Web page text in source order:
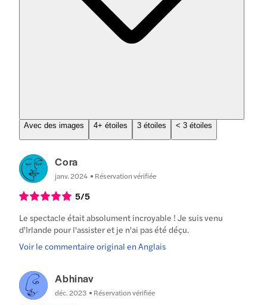
Avec des images 4+ étoiles 3 étoiles < 3 étoiles
Cora
janv. 2024 Réservation vérifiée
5/5
Le spectacle était absolument incroyable ! Je suis venu
d'Irlande pour l'assister et je n'ai pas été déçu.
Voir le commentaire original en Anglais
Abhinav
déc. 2023 Réservation vérifiée